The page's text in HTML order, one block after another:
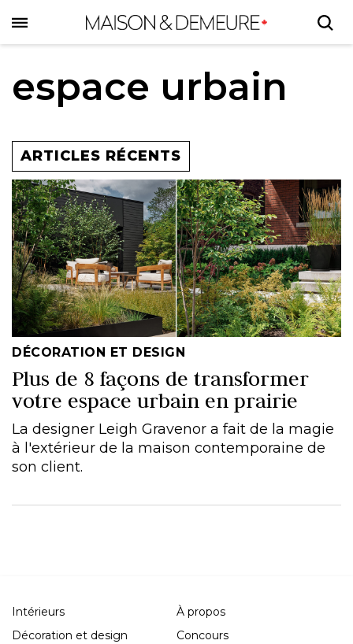
to
main
espace urbain
ARTICLES RÉCENTS
DÉCORATION ET DESIGN
Plus de 8 façons de transformer
votre espace urbain en prairie
La designer Leigh Gravenor a fait de la magie
à l'extérieur de la maison contemporaine de
son client.
Intérieurs
Décoration et design
À propos
Concours